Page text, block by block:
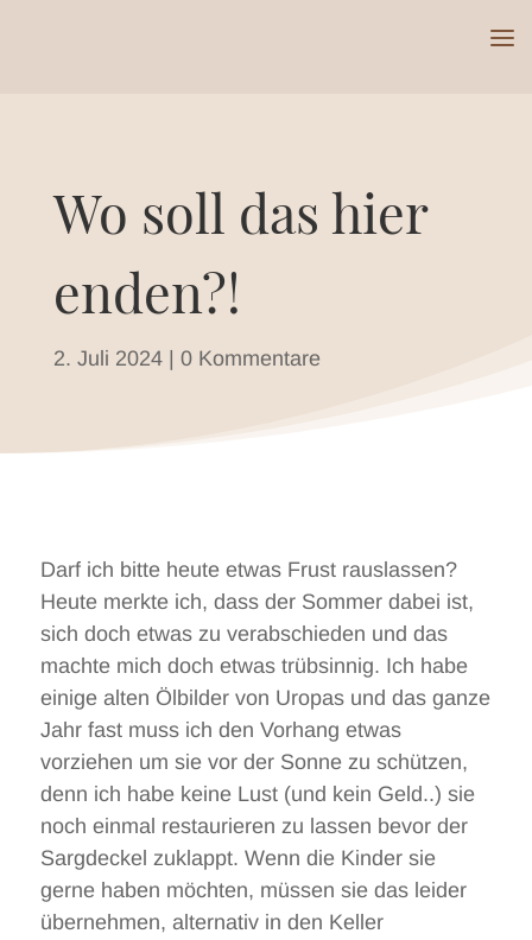
Wo soll das hier
enden?!
2. Juli 2024| 0 Kommentare
Darf ich bitte heute etwas Frust rauslassen?
Heute merkte ich, dass der Sommer dabei ist,
sich doch etwas zu verabschieden und das
machte mich doch etwas trübsinnig. Ich habe
einige alten Ölbilder von Uropas und das ganze
Jahr fast muss ich den Vorhang etwas
vorziehen um sie vor der Sonne zu schützen,
denn ich habe keine Lust (und kein Geld..) sie
noch einmal restaurieren zu lassen bevor der
Sargdeckel zuklappt. Wenn die Kinder sie
gerne haben möchten, müssen sie das leider
übernehmen, alternativ in den Keller